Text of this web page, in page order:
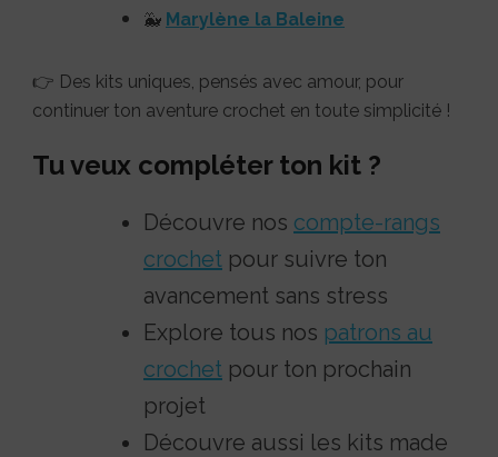
🐳 Marylène la Baleine
👉 Des kits uniques, pensés avec amour, pour
continuer ton aventure crochet en toute simplicité !
Tu veux compléter ton kit ?
Découvre nos compte-rangs
crochet pour suivre ton
avancement sans stress
Explore tous nos patrons au
crochet pour ton prochain
projet
Découvre aussi les kits made